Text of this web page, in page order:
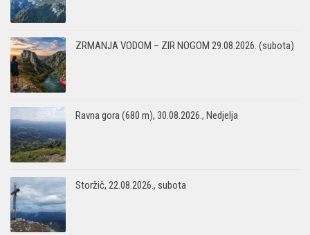
ZRMANJA VODOM – ZIR NOGOM 29.08.2026. (subota)
Ravna gora (680 m), 30.08.2026., Nedjelja
Storžič, 22.08.2026., subota